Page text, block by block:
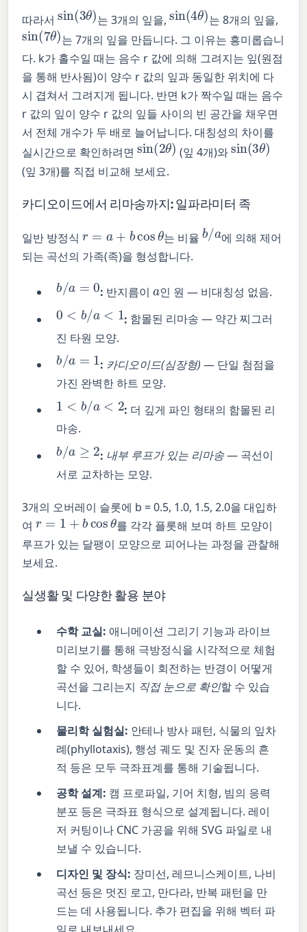
따라서
sin(3θ)
는 3개의 잎을,
sin(4θ)
는 8개의 잎을,
sin(7θ)
는 7개의 잎을 만듭니다. 그 이유는 흥미롭습니
다. k가 홀수일 때는 음수 r 값에 의해 그려지는 잎(원점
을 통해 반사됨)이 양수 r 값의 잎과 동일한 위치에 다
시 겹쳐서 그려지게 됩니다. 반면 k가 짝수일 때는 음수
r 값의 잎이 양수 r 값의 잎들 사이의 빈 공간을 채우면
서 전체 개수가 두 배로 늘어납니다. 대칭성의 차이를
실시간으로 확인하려면
sin(2θ)
(잎 4개)와
sin(3θ)
(잎 3개)를 직접 비교해 보세요.
카디오이드에서 리마송까지: 일파라미터 족
일반 방정식r= +b cosθ 는 비율
b/a
에 의해 제어
되는 곡선의 가족(족)을 형성합니다.
b /a 0
: 반지름이 a인 원 — 비대칭성 없음.
0 b /a<
: 함몰된 리마송 — 약간 찌그러
진 타원 모양.
b /a
: 카디오이드(심장형) — 단일 첨점을
가진 완벽한 하트 모양.
1 b /a<
: 더 깊게 파인 형태의 함몰된 리
마송.
b /a ≥2
: 내부 루프가 있는 리마송— 곡선이
서로 교차하는 모양.
3개의 오버레이 슬롯에 b = 0.5, 1.0, 1.5, 2.0을 대입하
여r=1+ bcosθ
를 각각 플롯해 보며 하트 모양이
루프가 있는 달팽이 모양으로 피어나는 과정을 관찰해
보세요.
실생활 및 다양한 활용 분야
수학 교실: 애니메이션 그리기 기능과 라이브
미리보기를 통해 극방정식을 시각적으로 체험
할 수 있어, 학생들이 회전하는 반경이 어떻게
곡선을 그리는지 직접 눈으로 확인할 수 있습
니다.
물리학 실험실: 안테나 방사 패턴, 식물의 잎차
례(phyllotaxis), 행성 궤도 및 진자 운동의 흔
적 등은 모두 극좌표계를 통해 기술됩니다.
공학 설계: 캠 프로파일, 기어 치형, 빔의 응력
분포 등은 극좌표 형식으로 설계됩니다. 레이
저 커팅이나 CNC 가공을 위해 SVG 파일로 내
보낼 수 있습니다.
디자인 및 장식: 장미선, 레므니스케이트, 나비
곡선 등은 멋진 로고, 만다라, 반복 패턴을 만
드는 데 사용됩니다. 추가 편집을 위해 벡터 파